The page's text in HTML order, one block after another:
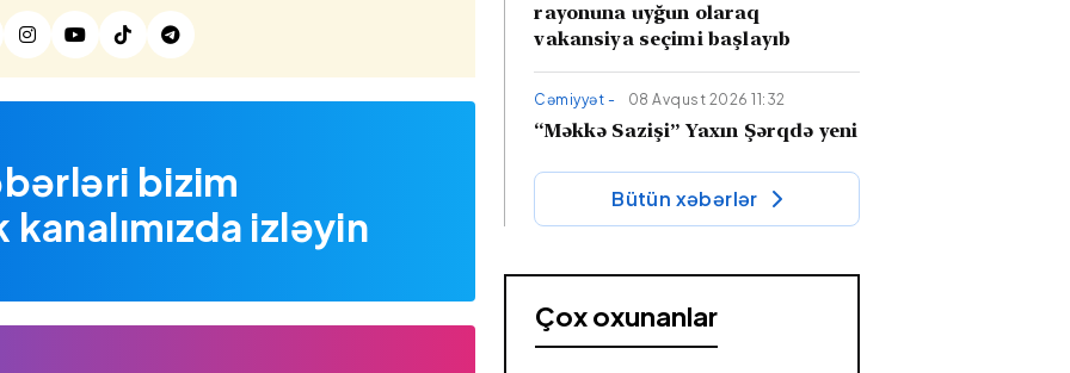
bizim
izləyin
rayonuna uyğun olaraq
vakansiya seçimi başlayıb
Cəmiyyət - 08 Avqust 2026 11:32
“Məkkə Sazişi” Yaxın Şərqdə yeni
narahatdır?
"Qaçaq Süleyman" romanı tarixi-
kimi
Bütün xəbərlər
Çox oxunanlar